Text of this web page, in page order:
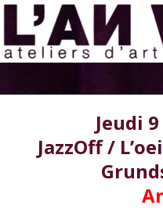
Jeudi
JazzOff /